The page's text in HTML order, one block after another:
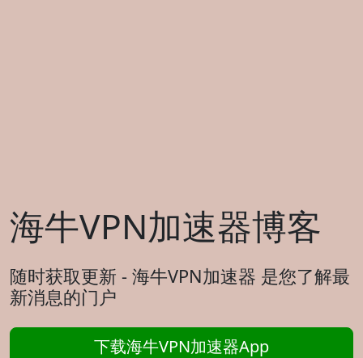
海牛VPN加速器博客
随时获取更新 - 海牛VPN加速器 是您了解最
新消息的门户
下载海牛VPN加速器App